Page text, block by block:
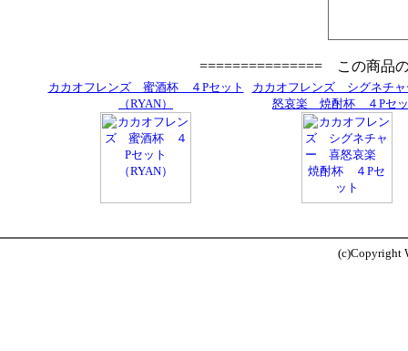
=============== この商品
カカオフレンズ 蜜酒杯 ４Pセット
（RYAN）
カカオフレンズ シグネチ
怒哀楽 焼酎杯 ４Pセ
(c)Copyright